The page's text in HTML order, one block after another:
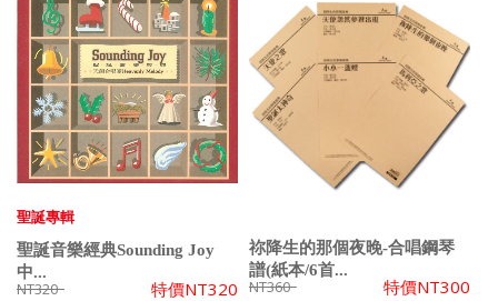
聖誕專輯
聖誕音樂經典Sounding Joy
中...
NT320 特價NT320
祢降生的那個夜晚-合唱鋼琴
譜(紙本/6首...
NT360 特價NT300